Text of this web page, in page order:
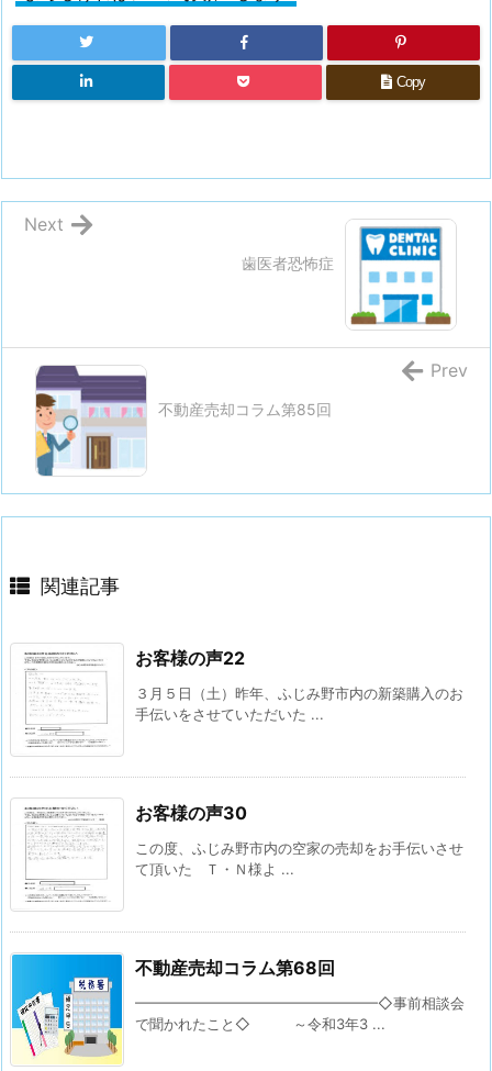
Copy
歯医者恐怖症
Next
不動産売却コラム第85回
Prev
関連記事
お客様の声22
３月５日（土）昨年、ふじみ野市内の新築購入のお
手伝いをさせていただいた ...
お客様の声30
この度、ふじみ野市内の空家の売却をお手伝いさせ
て頂いた Ｔ・Ｎ様よ ...
不動産売却コラム第68回
━━━━━━━━━━━━━━━━━◇事前相談会
で聞かれたこと◇ ～令和3年3 ...